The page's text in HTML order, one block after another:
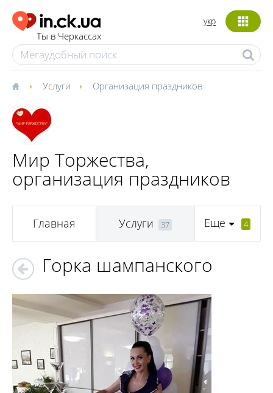
Ты в Черкассах
укр
Услуги Организация праздников
Мир Торжества,
организация праздников
Главная Услуги 37 Еще 4
Горка шампанского